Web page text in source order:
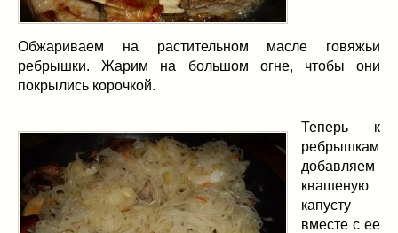
Обжариваем на растительном масле говяжьи
ребрышки. Жарим на большом огне, чтобы они
покрылись корочкой.
Теперь к
ребрышкам
добавляем
квашеную
капусту
вместе с ее